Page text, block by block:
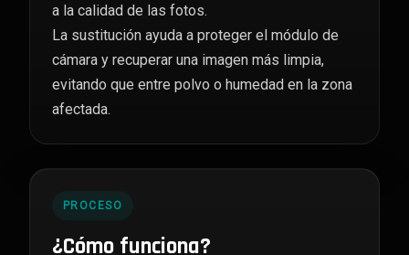
a la calidad de las fotos.
La sustitución ayuda a proteger el módulo de
cámara y recuperar una imagen más limpia,
evitando que entre polvo o humedad en la zona
afectada.
PROCESO
¿Cómo funciona?